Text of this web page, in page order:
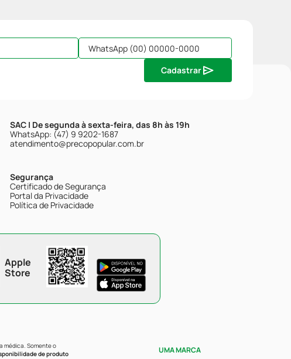
Cadastrar
SAC | De segunda à sexta-feira, das 8h às 19h
WhatsApp: (47) 9 9202-1687
atendimento@precopopular.com.br
Segurança
Certificado de Segurança
Portal da Privacidade
Política de Privacidade
Apple
Store
médica. Somente o
de produto
UMA MARCA